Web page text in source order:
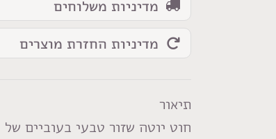
מדיניות משלוחים
מדיניות החזרת מוצרים
יוטה
תיאור
חוט יוטה שזור טבעי בעוביים של 1, 2 ו6 מ"מ